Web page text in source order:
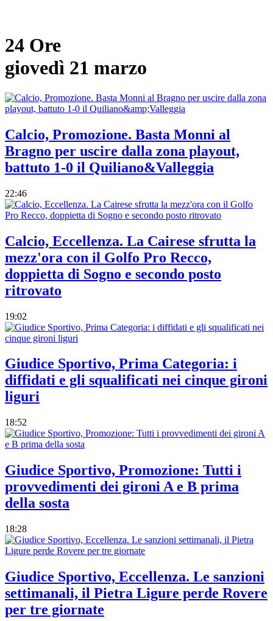
24 Ore
giovedì 21 marzo
Calcio, Promozione. Basta Monni al
Bragno per uscire dalla zona playout,
battuto 1-0 il Quiliano&Valleggia
22:46
Calcio, Eccellenza. La Cairese sfrutta la
mezz'ora con il Golfo Pro Recco,
doppietta di Sogno e secondo posto
ritrovato
19:02
Giudice Sportivo, Prima Categoria: i
diffidati e gli squalificati nei cinque gironi
liguri
18:52
Giudice Sportivo, Promozione: Tutti i
provvedimenti dei gironi A e B prima
della sosta
18:28
Giudice Sportivo, Eccellenza. Le sanzioni
settimanali, il Pietra Ligure perde Rovere
per tre giornate